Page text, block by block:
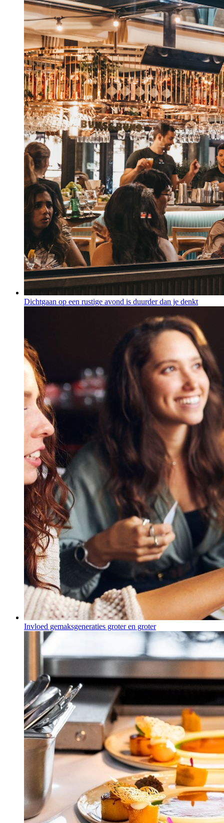
Dichtgaan op een rustige avond is duurder dan je denkt
Invloed gemaksgeneraties groter en groter